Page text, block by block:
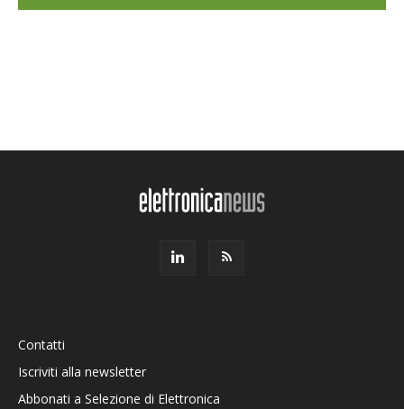
Contatti
Iscriviti alla newsletter
Abbonati a Selezione di Elettronica